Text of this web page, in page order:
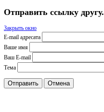
Отправить ссылку другу.
Закрыть окно
E-mail адресата
Ваше имя
Ваш E-mail
Тема
Отправить Отмена